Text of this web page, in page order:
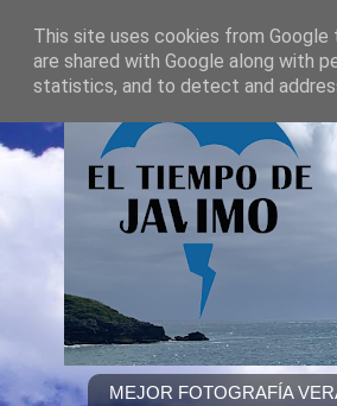
MEJOR FOTOGRAFÍA
This site uses cookies from
are shared with Google along with
statistics, and to detect and